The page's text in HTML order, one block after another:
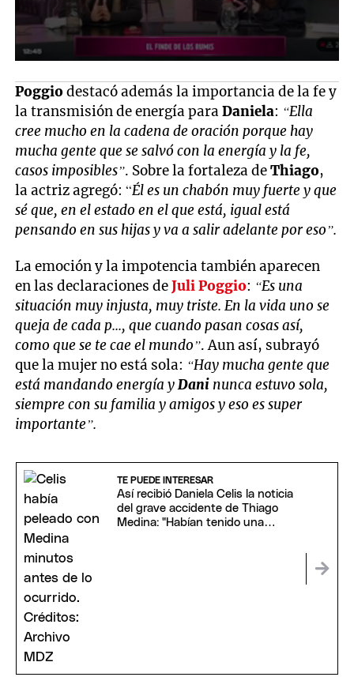
Poggiodestacó además la importancia de la fe y
la transmisión de energía paraDaniela: “Ella
cree mucho en la cadena de oración porque hay
mucha gente que se salvó con la energía y la fe,
casos imposibles”. Sobre la fortaleza deThiago,
la actriz agregó: “Él es un chabón muy fuerte y que
sé que, en el estado en el que está, igual está
pensando en sus hijas y va a salir adelante por eso”.
La emoción y la impotencia también aparecen
en las declaraciones deJuli Poggio: “Es una
situación muy injusta, muy triste. En la vida uno se
queja de cada p..., que cuando pasan cosas así,
como que se te cae el mundo”. Aun así, subrayó
que la mujer no está sola: “Hay mucha gente que
está mandando energía yDani nunca estuvo sola,
siempre con su familia y amigos y eso es super
importante”.
TE PUEDE INTERESAR
Así recibió Daniela Celis la noticia
del grave accidente de Thiago
Medina: "Habían tenido una